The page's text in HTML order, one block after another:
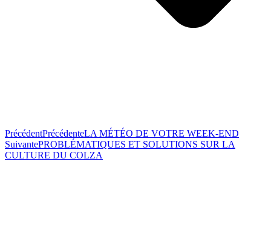
PrécédentPrécédenteLA MÉTÉO DE VOTRE WEEK-END
SuivantePROBLÉMATIQUES ET SOLUTIONS SUR LA
CULTURE DU COLZA